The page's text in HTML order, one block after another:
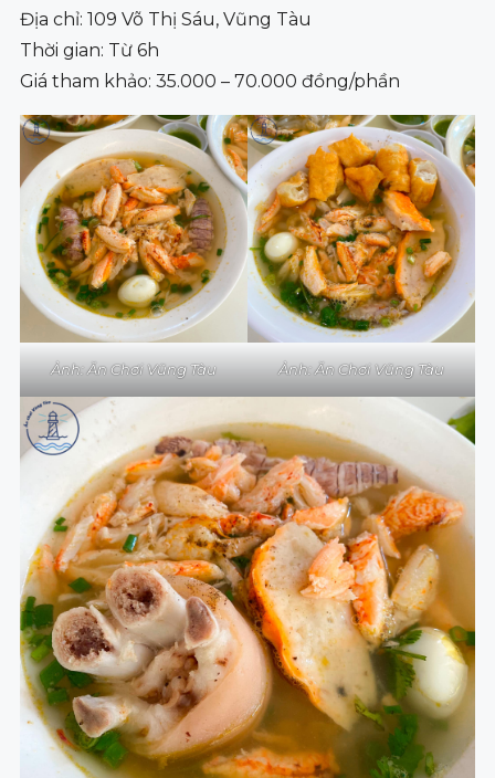
Địa chỉ: 109 Võ Thị Sáu, Vũng Tàu
Thời gian: Từ 6h
Giá tham khảo: 35.000 – 70.000 đồng/phần
Ảnh: Ăn Chơi Vũng Tàu Ảnh: Ăn Chơi Vũng Tàu